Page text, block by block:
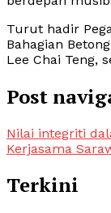
Turut hadir
Bahagian
Lee Chai Teng,
Post
Nilai integriti
Kerjasama
Terkini